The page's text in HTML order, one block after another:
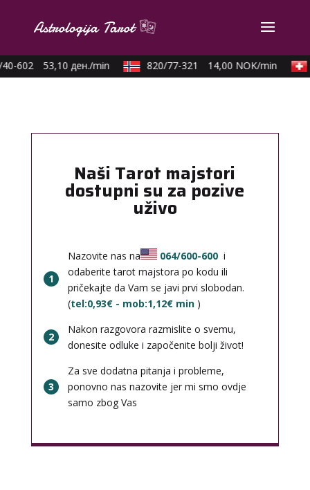
602 53,10 ден./min 820/77-321 14,00 NOK/min
Naši Tarot majstori
dostupni su za pozive
uživo
1
Nazovite nas na 064/600-600 i
odaberite tarot majstora po kodu ili
pričekajte da Vam se javi prvi slobodan.
(tel:0,93€ - mob:1,12€ min )
2
Nakon razgovora razmislite o svemu,
donesite odluke i započenite bolji život!
3
Za sve dodatna pitanja i probleme,
ponovno nas nazovite jer mi smo ovdje
samo zbog Vas